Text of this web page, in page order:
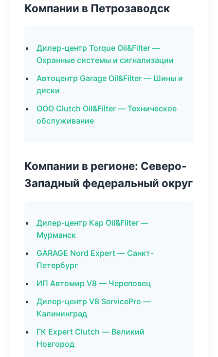
Компании в Петрозаводск
Дилер-центр Torque Oil&Filter —
Охранные системы и сигнализации
Автоцентр Garage Oil&Filter — Шины и
диски
ООО Clutch Oil&Filter — Техническое
обслуживание
Компании в регионе: Северо-
Западный федеральный округ
Дилер-центр Кар Oil&Filter —
Мурманск
GARAGE Nord Expert — Санкт-
Петербург
ИП Автомир V8 — Череповец
Дилер-центр V8 ServicePro —
Калининград
ГК Expert Clutch — Великий
Новгород